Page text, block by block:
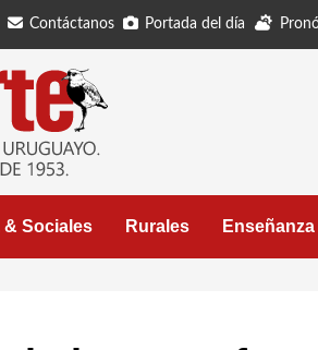
Contáctanos Portada del día
& Sociales Rurales Enseñanza